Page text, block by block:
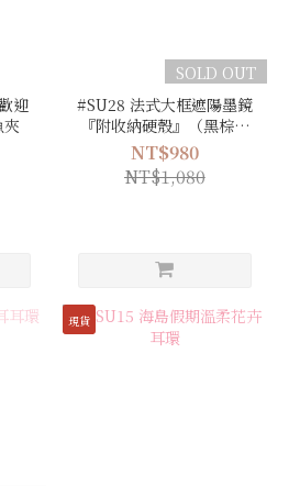
迎
SOLD OUT
#SU28 法式大框遮陽墨鏡
『附收納硬殼』（黑棕／
橄欖綠／淺咖／黑／豹
紋）
NT$980
NT$1,080
現貨